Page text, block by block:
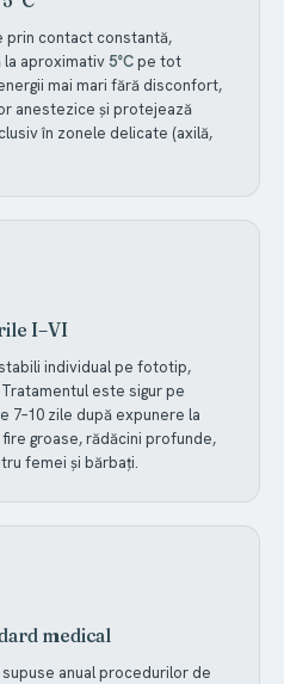
prin contact constantă,
la aproximativ5°Cpe tot
mai mari fără disconfort,
anestezice și protejează
în zonele delicate (axilă,
I–VI
individual pe fototip,
este sigur pe
7–10 zile după expunere la
groase, rădăcini profunde,
femei și bărbați.
medical
anual procedurilor de